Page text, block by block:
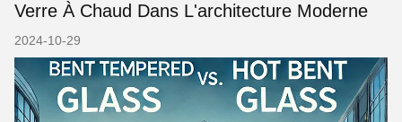
Verre À Chaud Dans L'architecture Moderne
2024-10-29